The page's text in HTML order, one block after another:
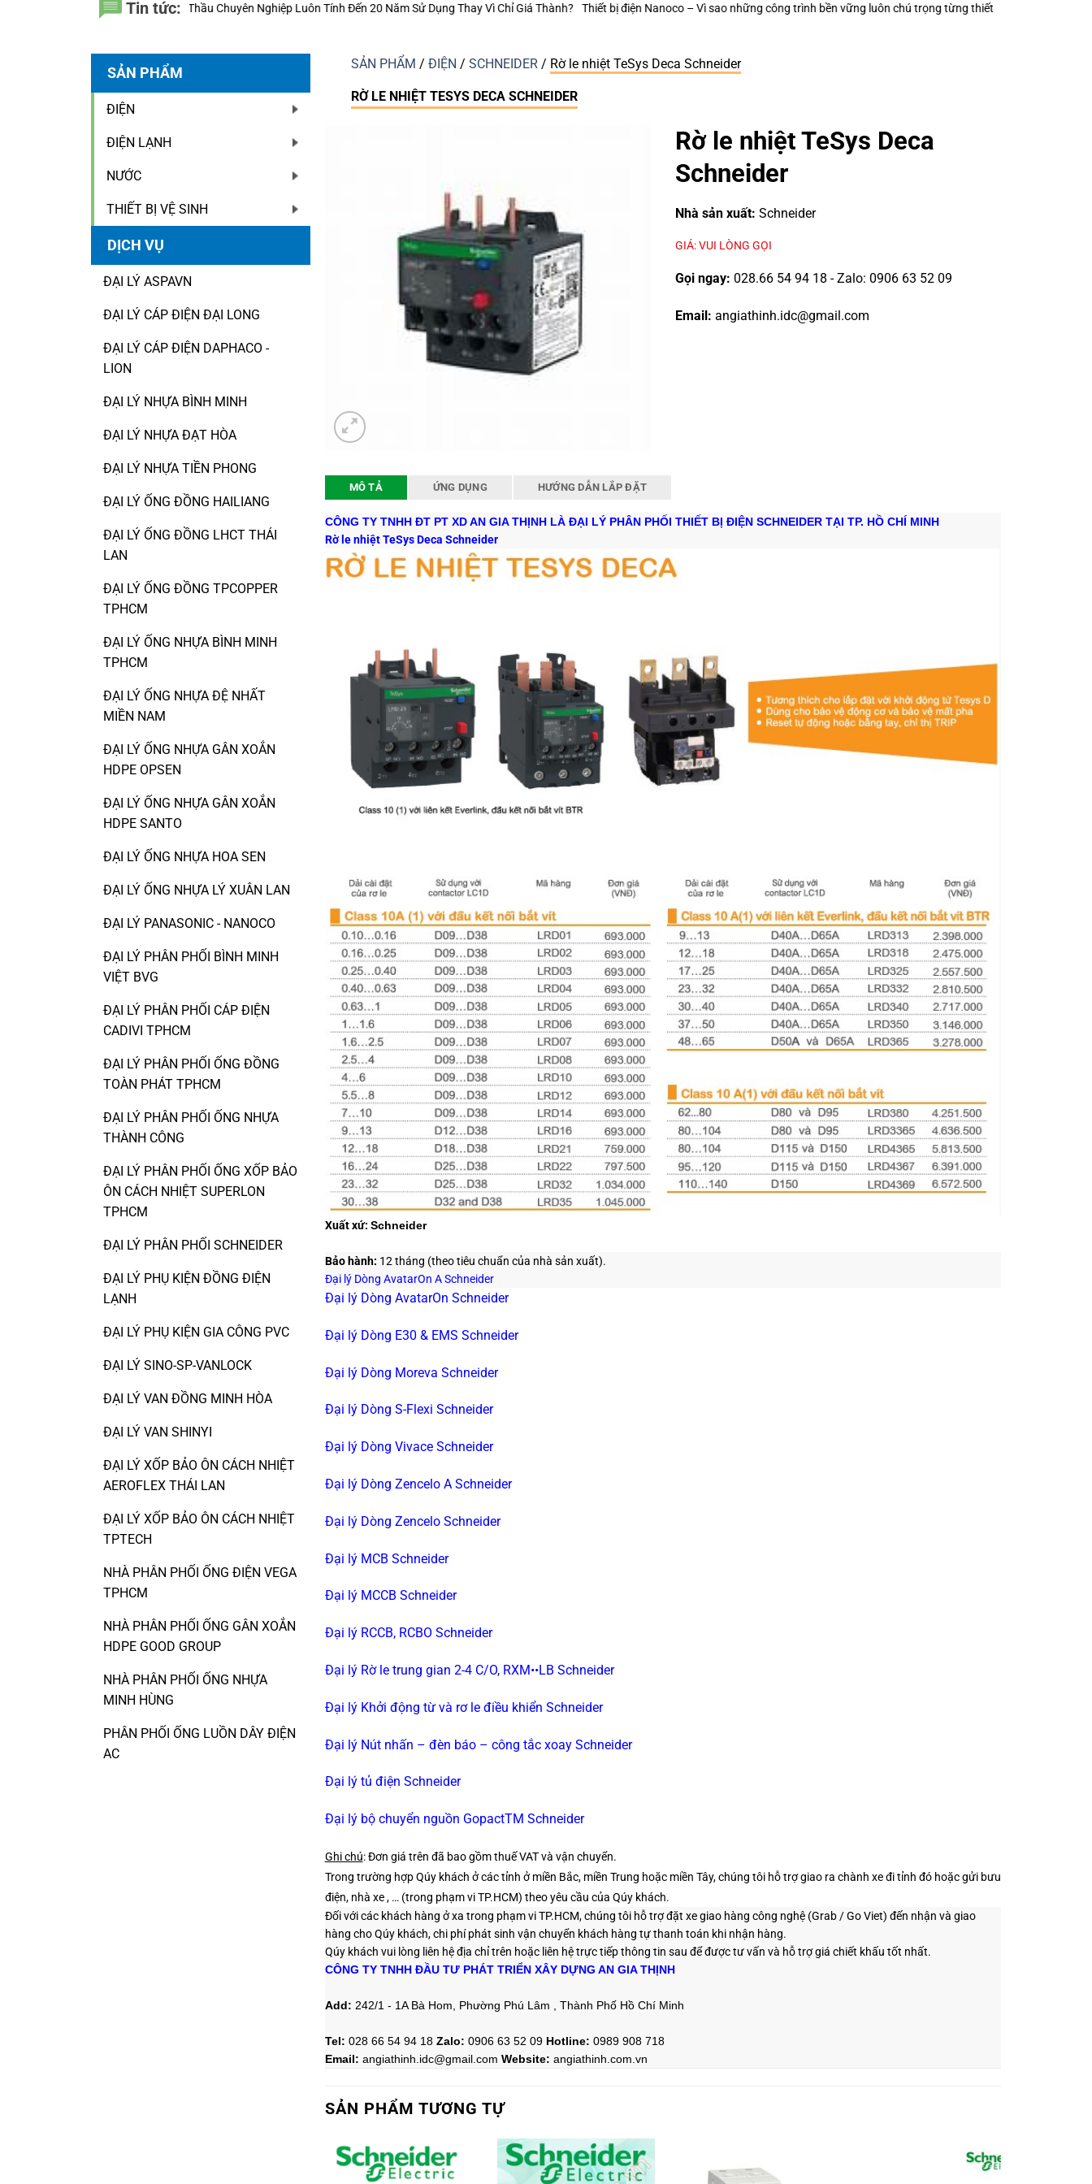
Tin tức:
Sao Nhà Thầu Chuyên Nghiệp Luôn Tính Đến 20 Năm Sử Dụng Thay Vì Chỉ Giá Thành? Thiết bị điện Nanoco – Vì sao những công trình bền vững luôn chú trọng từng thiết bị điện nhỏ? Keo Dán Bảo Ôn Superlon – Vì
SẢN PHẨM
ĐIỆN
ĐIỆN LẠNH
NƯỚC
THIẾT BỊ VỆ SINH
DỊCH VỤ
ĐẠI LÝ ASPAVN
ĐẠI LÝ CÁP ĐIỆN ĐẠI LONG
ĐẠI LÝ CÁP ĐIỆN DAPHACO -
LION
ĐẠI LÝ NHỰA BÌNH MINH
ĐẠI LÝ NHỰA ĐẠT HÒA
ĐẠI LÝ NHỰA TIỀN PHONG
ĐẠI LÝ ỐNG ĐỒNG HAILIANG
ĐẠI LÝ ỐNG ĐỒNG LHCT THÁI
LAN
ĐẠI LÝ ỐNG ĐỒNG TPCOPPER
TPHCM
ĐẠI LÝ ỐNG NHỰA BÌNH MINH
TPHCM
ĐẠI LÝ ỐNG NHỰA ĐỆ NHẤT
MIỀN NAM
ĐẠI LÝ ỐNG NHỰA GÂN XOẮN
HDPE OPSEN
ĐẠI LÝ ỐNG NHỰA GÂN XOẮN
HDPE SANTO
ĐẠI LÝ ỐNG NHỰA HOA SEN
ĐẠI LÝ ỐNG NHỰA LÝ XUÂN LAN
ĐẠI LÝ PANASONIC - NANOCO
ĐẠI LÝ PHÂN PHỐI BÌNH MINH
VIỆT BVG
ĐẠI LÝ PHÂN PHỐI CÁP ĐIỆN
CADIVI TPHCM
ĐẠI LÝ PHÂN PHỐI ỐNG ĐỒNG
TOÀN PHÁT TPHCM
ĐẠI LÝ PHÂN PHỐI ỐNG NHỰA
THÀNH CÔNG
ĐẠI LÝ PHÂN PHỐI ỐNG XỐP BẢO
ÔN CÁCH NHIỆT SUPERLON
TPHCM
ĐẠI LÝ PHÂN PHỐI SCHNEIDER
ĐẠI LÝ PHỤ KIỆN ĐỒNG ĐIỆN
LẠNH
ĐẠI LÝ PHỤ KIỆN GIA CÔNG PVC
ĐẠI LÝ SINO-SP-VANLOCK
ĐẠI LÝ VAN ĐỒNG MINH HÒA
ĐẠI LÝ VAN SHINYI
ĐẠI LÝ XỐP BẢO ÔN CÁCH NHIỆT
AEROFLEX THÁI LAN
ĐẠI LÝ XỐP BẢO ÔN CÁCH NHIỆT
TPTECH
NHÀ PHÂN PHỐI ỐNG ĐIỆN VEGA
TPHCM
NHÀ PHÂN PHỐI ỐNG GÂN XOẮN
HDPE GOOD GROUP
NHÀ PHÂN PHỐI ỐNG NHỰA
MINH HÙNG
PHÂN PHỐI ỐNG LUỒN DÂY ĐIỆN
AC
SẢN PHẨM / ĐIỆN / SCHNEIDER / Rờ le nhiệt TeSys Deca Schneider
RỜ LE NHIỆT TESYS DECA SCHNEIDER
Rờ le nhiệt TeSys Deca
Schneider
Nhà sản xuất: Schneider
GIÁ: VUI LÒNG GỌI
Gọi ngay: 028.66 54 94 18 - Zalo: 0906 63 52 09
Email: angiathinh.idc@gmail.com
MÔ TẢ ỨNG DỤNG HƯỚNG DẪN LẮP ĐẶT
CÔNG TY TNHH ĐT PT XD AN GIA THỊNH LÀ ĐẠI LÝ PHÂN PHỐI THIẾT BỊ ĐIỆN SCHNEIDER TẠI TP. HỒ CHÍ MINH
Rờ le nhiệt TeSys Deca Schneider
Xuất xứ: Schneider
Bảo hành: 12 tháng (theo tiêu chuẩn của nhà sản xuất).
Đại lý Dòng AvatarOn A Schneider
Đại lý Dòng AvatarOn Schneider
Đại lý Dòng E30 & EMS Schneider
Đại lý Dòng Moreva Schneider
Đại lý Dòng S-Flexi Schneider
Đại lý Dòng Vivace Schneider
Đại lý Dòng Zencelo A Schneider
Đại lý Dòng Zencelo Schneider
Đại lý MCB Schneider
Đại lý MCCB Schneider
Đại lý RCCB, RCBO Schneider
Đại lý Rờ le trung gian 2-4 C/O, RXM••LB Schneider
Đại lý Khởi động từ và rơ le điều khiển Schneider
Đại lý Nút nhấn – đèn báo – công tắc xoay Schneider
Đại lý tủ điện Schneider
Đại lý bộ chuyển nguồn GopactTM Schneider
Ghi chú: Đơn giá trên đã bao gồm thuế VAT và vận chuyển.
Trong trường hợp Qúy khách ở các tỉnh ở miền Bắc, miền Trung hoặc miền Tây, chúng tôi hỗ trợ giao ra chành xe đi tỉnh đó hoặc gửi bưu
điện, nhà xe , … (trong phạm vi TP.HCM) theo yêu cầu của Qúy khách.
Đối với các khách hàng ở xa trong phạm vi TP.HCM, chúng tôi hỗ trợ đặt xe giao hàng công nghệ (Grab / Go Viet) đến nhận và giao
hàng cho Qúy khách, chi phí phát sinh vận chuyển khách hàng tự thanh toán khi nhận hàng.
Qúy khách vui lòng liên hệ địa chỉ trên hoặc liên hệ trực tiếp thông tin sau để được tư vấn và hỗ trợ giá chiết khấu tốt nhất.
CÔNG TY TNHH ĐẦU TƯ PHÁT TRIỂN XÂY DỰNG AN GIA THỊNH
Add: 242/1 - 1A Bà Hom, Phường Phú Lâm , Thành Phố Hồ Chí Minh
Tel: 028 66 54 94 18 Zalo: 0906 63 52 09 Hotline: 0989 908 718
Email: angiathinh.idc@gmail.com Website: angiathinh. com.vn
SẢN PHẨM TƯƠNG TỰ